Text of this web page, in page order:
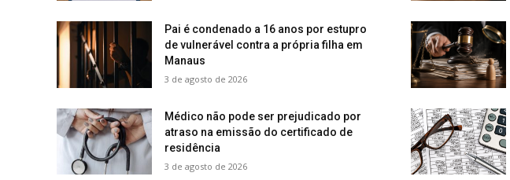
Pai é condenado a 16 anos por estupro
de vulnerável contra a própria filha em
Manaus
3 de agosto de 2026
Médico não pode ser prejudicado por
atraso na emissão do certificado de
residência
3 de agosto de 2026